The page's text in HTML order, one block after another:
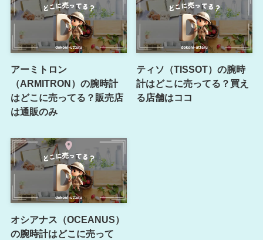
アーミトロン
（ARMITRON）の腕時計
はどこに売ってる？販売店
は通販のみ
ティソ（TISSOT）の腕時
計はどこに売ってる？買え
る店舗はココ
オシアナス（OCEANUS）
の腕時計はどこに売って